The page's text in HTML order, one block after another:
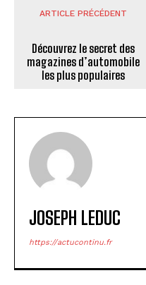
ARTICLE PRÉCÉDENT
Découvrez le secret des
magazines d’automobile
les plus populaires
JOSEPH LEDUC
https://actucontinu.fr